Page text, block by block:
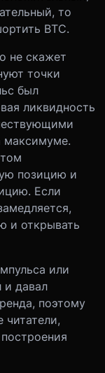
то
BTC.
не скажет
точки
был
ликвидность
максимуме.
позицию и
Если
и открывать
или
и давал
поэтому
читатели,